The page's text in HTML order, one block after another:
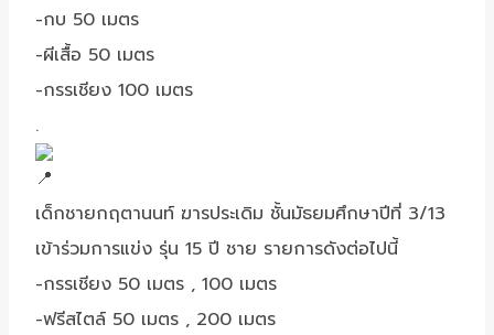
-กบ 50 เมตร
-ผีเสื้อ 50 เมตร
-กรรเชียง 100 เมตร
.
เด็กชายกฤตานนท์ ฆารประเดิม ชั้นมัธยมศึกษาปีที่ 3/13
เข้าร่วมการแข่ง รุ่น 15 ปี ชาย รายการดังต่อไปนี้
-กรรเชียง 50 เมตร , 100 เมตร
-ฟรีสไตล์ 50 เมตร , 200 เมตร